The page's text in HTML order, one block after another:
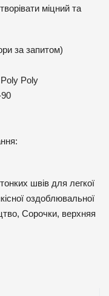
міцний та
за запитом)
Poly
швів для легкої
оздоблювальної
Сорочки, верхняя